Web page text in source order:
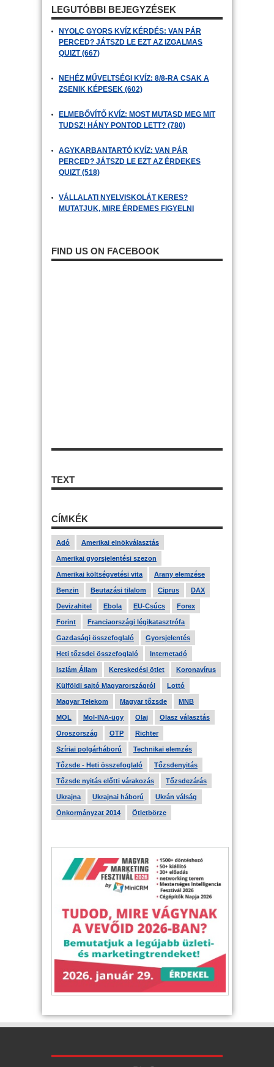
LEGUTÓBBI BEJEGYZÉSEK
NYOLC GYORS KVÍZ KÉRDÉS: VAN PÁR
PERCED? JÁTSZD LE EZT AZ IZGALMAS
QUIZT (667)
NEHÉZ MŰVELTSÉGI KVÍZ: 8/8-RA CSAK A
ZSENIK KÉPESEK (602)
ELMEBŐVÍTŐ KVÍZ: MOST MUTASD MEG MIT
TUDSZ! HÁNY PONTOD LETT? (780)
AGYKARBANTARTÓ KVÍZ: VAN PÁR
PERCED? JÁTSZD LE EZT AZ ÉRDEKES
QUIZT (518)
VÁLLALATI NYELVISKOLÁT KERES?
MUTATJUK, MIRE ÉRDEMES FIGYELNI
FIND US ON FACEBOOK
TEXT
CÍMKÉK
Adó Amerikai elnökválasztás
Amerikai gyorsjelentési szezon
Amerikai költségvetési vita Arany elemzése
Benzin Beutazási tilalom Ciprus DAX
Devizahitel Ebola EU-Csúcs Forex
Forint Franciaországi légikatasztrófa
Gazdasági összefoglaló Gyorsjelentés
Heti tőzsdei összefoglaló Internetadó
Iszlám Állam Kereskedési ötlet Koronavírus
Külföldi sajtó Magyarországról Lottó
Magyar Telekom Magyar tőzsde MNB
MOL Mol-INA-ügy Olaj Olasz választás
Oroszország OTP Richter
Szíriai polgárháború Technikai elemzés
Tőzsde - Heti összefoglaló Tőzsdenyitás
Tőzsde nyitás előtti várakozás Tőzsdezárás
Ukrajna Ukrajnai háború Ukrán válság
Önkormányzat 2014 Ötletbörze